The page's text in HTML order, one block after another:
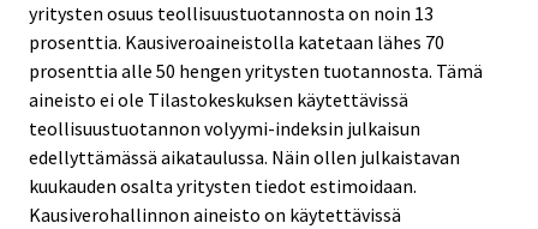
yritysten osuus teollisuustuotannosta on noin 13
prosenttia. Kausiveroaineistolla katetaan lähes 70
prosenttia alle 50 hengen yritysten tuotannosta. Tämä
aineisto ei ole Tilastokeskuksen käytettävissä
teollisuustuotannon volyymi-indeksin julkaisun
edellyttämässä aikataulussa. Näin ollen julkaistavan
kuukauden osalta yritysten tiedot estimoidaan.
Kausiverohallinnon aineisto on käytettävissä